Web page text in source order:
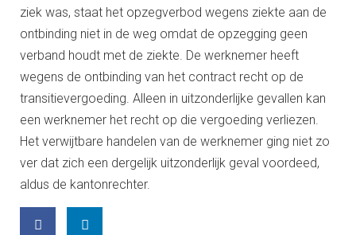
ziek was, staat het opzegverbod wegens ziekte aan de
ontbinding niet in de weg omdat de opzegging geen
verband houdt met de ziekte. De werknemer heeft
wegens de ontbinding van het contract recht op de
transitievergoeding. Alleen in uitzonderlijke gevallen kan
een werknemer het recht op die vergoeding verliezen.
Het verwijtbare handelen van de werknemer ging niet zo
ver dat zich een dergelijk uitzonderlijk geval voordeed,
aldus de kantonrechter.